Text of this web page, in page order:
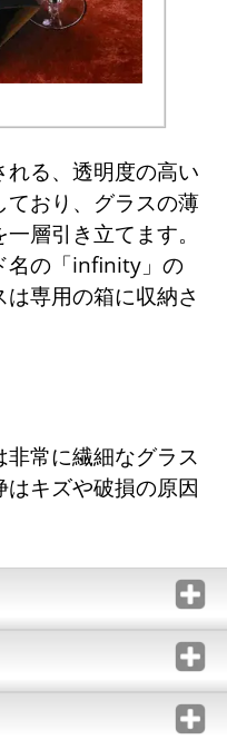
る、透明度の高い
ており、グラスの薄
層引き立てます。
名の「infinity」の
専用の箱に収納さ
常に繊細なグラス
キズや破損の原因